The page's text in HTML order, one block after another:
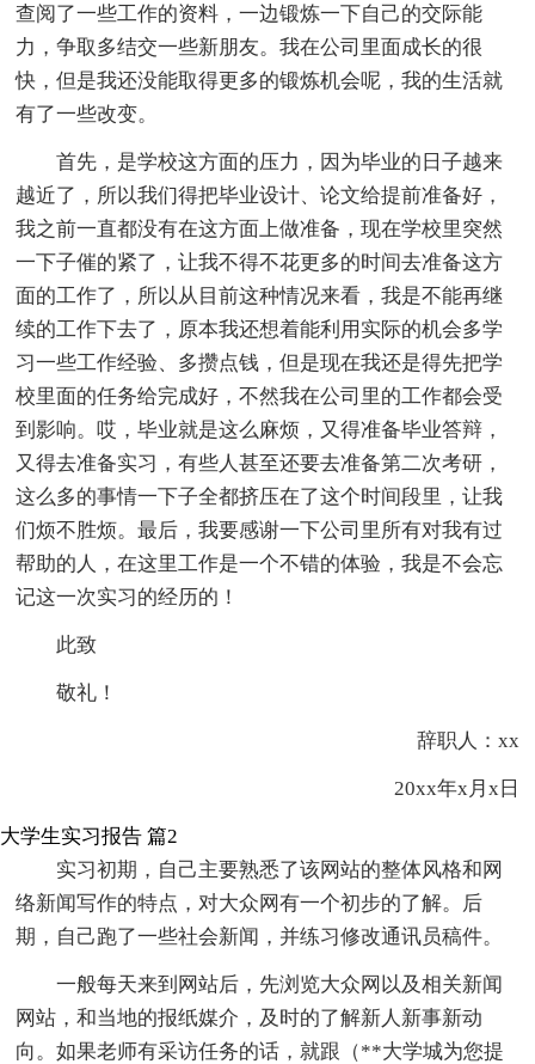
查阅了一些工作的资料，一边锻炼一下自己的交际能
力，争取多结交一些新朋友。我在公司里面成长的很
快，但是我还没能取得更多的锻炼机会呢，我的生活就
有了一些改变。
首先，是学校这方面的压力，因为毕业的日子越来
越近了，所以我们得把毕业设计、论文给提前准备好，
我之前一直都没有在这方面上做准备，现在学校里突然
一下子催的紧了，让我不得不花更多的时间去准备这方
面的工作了，所以从目前这种情况来看，我是不能再继
续的工作下去了，原本我还想着能利用实际的机会多学
习一些工作经验、多攒点钱，但是现在我还是得先把学
校里面的任务给完成好，不然我在公司里的工作都会受
到影响。哎，毕业就是这么麻烦，又得准备毕业答辩，
又得去准备实习，有些人甚至还要去准备第二次考研，
这么多的事情一下子全都挤压在了这个时间段里，让我
们烦不胜烦。最后，我要感谢一下公司里所有对我有过
帮助的人，在这里工作是一个不错的体验，我是不会忘
记这一次实习的经历的！
此致
敬礼！
辞职人：xx
20xx年x月x日
大学生实习报告 篇2
实习初期，自己主要熟悉了该网站的整体风格和网
络新闻写作的特点，对大众网有一个初步的了解。后
期，自己跑了一些社会新闻，并练习修改通讯员稿件。
一般每天来到网站后，先浏览大众网以及相关新闻
网站，和当地的报纸媒介，及时的了解新人新事新动
向。如果老师有采访任务的话，就跟（**大学城为您提